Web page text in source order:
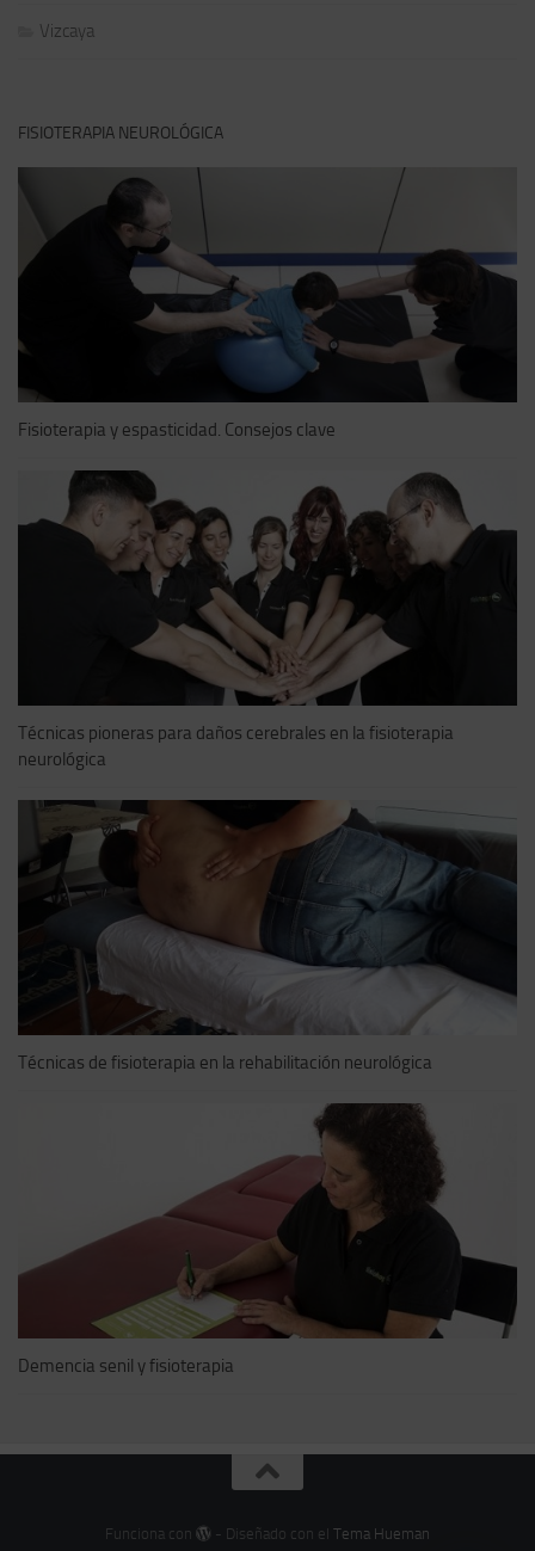
Vizcaya
FISIOTERAPIA NEUROLÓGICA
Fisioterapia y espasticidad. Consejos clave
Técnicas pioneras para daños cerebrales en la fisioterapia
neurológica
Técnicas de fisioterapia en la rehabilitación neurológica
Demencia senil y fisioterapia
Funciona con - Diseñado con elTema Hueman